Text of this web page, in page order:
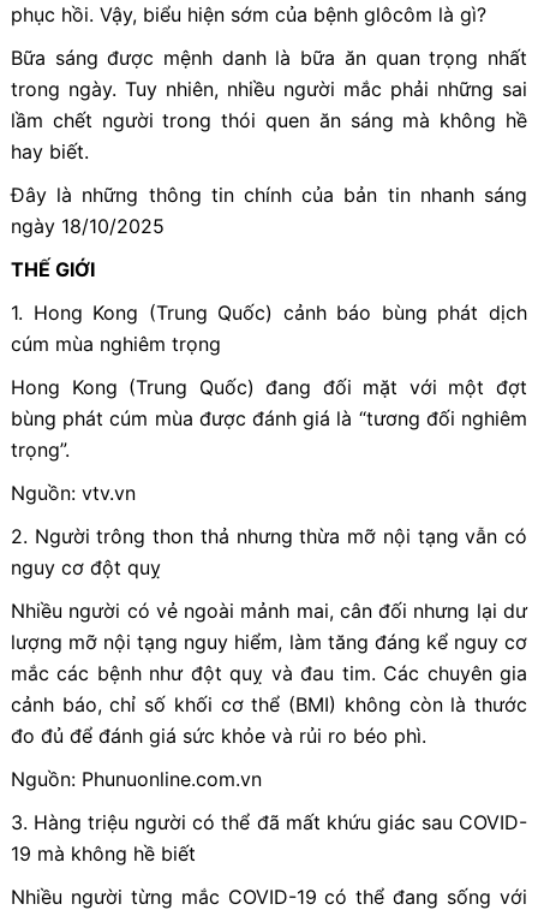
phục hồi. Vậy, biểu hiện sớm của bệnh glôcôm là gì?
Bữa sáng được mệnh danh là bữa ăn quan trọng nhất
trong ngày. Tuy nhiên, nhiều người mắc phải những sai
lầm chết người trong thói quen ăn sáng mà không hề
hay biết.
Đây là những thông tin chính của bản tin nhanh sáng
ngày 18/10/2025
THẾ GIỚI
1. Hong Kong (Trung Quốc) cảnh báo bùng phát dịch
cúm mùa nghiêm trọng
Hong Kong (Trung Quốc) đang đối mặt với một đợt
bùng phát cúm mùa được đánh giá là “tương đối nghiêm
trọng”.
Nguồn: vtv.vn
2. Người trông thon thả nhưng thừa mỡ nội tạng vẫn có
nguy cơ đột quỵ
Nhiều người có vẻ ngoài mảnh mai, cân đối nhưng lại dư
lượng mỡ nội tạng nguy hiểm, làm tăng đáng kể nguy cơ
mắc các bệnh như đột quỵ và đau tim. Các chuyên gia
cảnh báo, chỉ số khối cơ thể (BMI) không còn là thước
đo đủ để đánh giá sức khỏe và rủi ro béo phì.
Nguồn: Phunuonline.com.vn
3. Hàng triệu người có thể đã mất khứu giác sau COVID-
19 mà không hề biết
Nhiều người từng mắc COVID-19 có thể đang sống với